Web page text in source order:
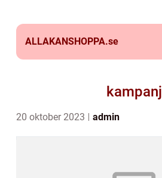
ALLAKANSHOPPA.se
kampanj
20 oktober 2023 admin